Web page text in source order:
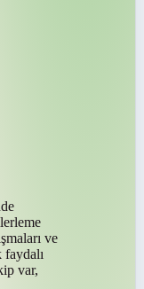
ve
faydalı
var,